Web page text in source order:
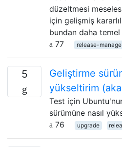
düzeltmesi
için gelişmiş
bundan daha temel
77
release-
5
Geliştirme
yükseltirim
Test için
sürümüne nasıl
76
upgrade